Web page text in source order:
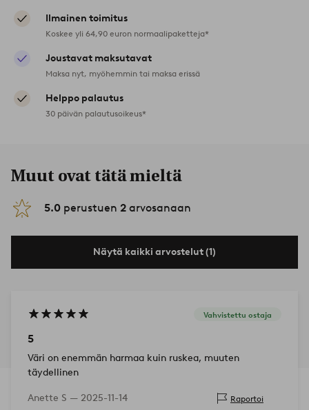
Ilmainen toimitus
Koskee yli 64,90 euron normaalipaketteja*
Joustavat maksutavat
Maksa nyt, myöhemmin tai maksa erissä
Helppo palautus
30 päivän palautusoikeus*
Muut ovat tätä mieltä
5.0 perustuen 2 arvosanaan
Näytä kaikki arvostelut (1)
Vahvistettu ostaja
5
Väri on enemmän harmaa kuin ruskea, muuten
täydellinen
Anette S — 2025-11-14 Raportoi